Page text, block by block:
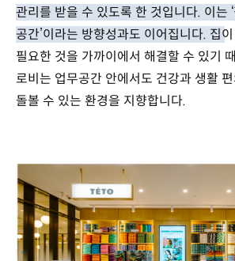
관리를 받을 수 있도록 한 것입니다. 이는
공간’이라는 방향성과도 이어집니다. 집
필요한 것을 가까이에서 해결할 수 있기
로비는 업무공간 안에서도 건강과 생활 편
돌볼 수 있는 환경을 지향합니다.